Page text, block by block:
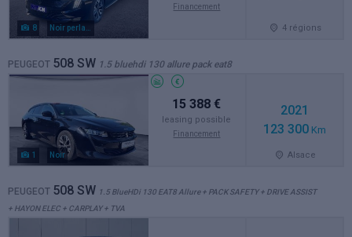
8
Financement
4 régions
PEUGEOT 508 SW 1.5 bluehdi 130 allure pack eat8
1 Noir
15 388 €
leasing possible
Financement
2021
123 300 Km
Alsace
PEUGEOT 508 SW 1.5 BlueHDi 130 EAT8 Allure + PACK SAFETY + DRIVE ASSIST
+ HAYON ELEC + CARPLAY + TVA